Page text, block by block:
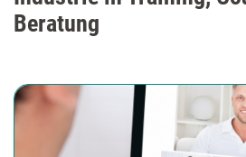
Beratung